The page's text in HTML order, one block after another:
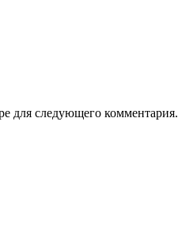
для следующего комментария.